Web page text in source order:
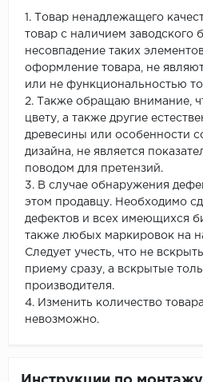
1. Товар ненадлежащего
товар с наличием заводского
несовпадение таких
оформление товара, не
или не функциональностью
2. Также обращаю внимание,
цвету, а также другие
древесины или особенности
дизайна, не является
поводом для претензий.
3. В случае обнаружения
этом продавцу. Необходимо
дефектов и всех имеющихся
также любых маркировок на
Следует учесть, что не
приему сразу, а вскрытые
производителя.
4. Изменить количество
невозможно.